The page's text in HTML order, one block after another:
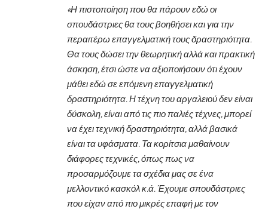
«Η πιστοποίηση που θα πάρουν εδώ οι
σπουδάστριες θα τους βοηθήσει και για την
περαιτέρω επαγγελματική τους δραστηριότητα.
Θα τους δώσει την θεωρητική αλλά και πρακτική
άσκηση, έτσι ώστε να αξιοποιήσουν ότι έχουν
μάθει εδώ σε επόμενη επαγγελματική
δραστηριότητα. Η τέχνη του αργαλειού δεν είναι
δύσκολη, είναι από τις πιο παλιές τέχνες, μπορεί
να έχει τεχνική δραστηριότητα, αλλά βασικά
είναι τα υφάσματα. Τα κορίτσια μαθαίνουν
διάφορες τεχνικές, όπως πως να
προσαρμόζουμε τα σχέδια μας σε ένα
μελλοντικό κασκόλ κ.ά. Έχουμε σπουδάστριες
που είχαν από πιο μικρές επαφή με τον